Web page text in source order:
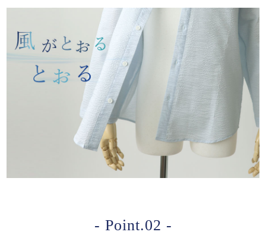
- Point.02 -